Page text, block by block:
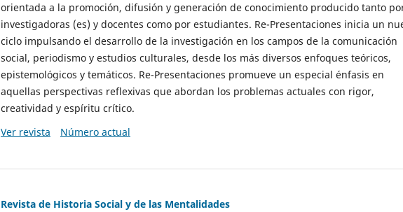
orientada a la promoción, difusión y generación de conocimiento producido tanto
investigadoras (es) y docentes como por estudiantes. Re-Presentaciones inicia un
ciclo impulsando el desarrollo de la investigación en los campos de la comunicación
social, periodismo y estudios culturales, desde los más diversos enfoques teóricos,
epistemológicos y temáticos. Re-Presentaciones promueve un especial énfasis en
aquellas perspectivas reflexivas que abordan los problemas actuales con rigor,
creatividad y espíritu crítico.
Ver revista
Número actual
Revista de Historia Social y de las Mentalidades